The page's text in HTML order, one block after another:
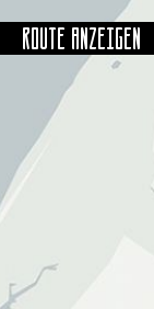
Route anzeigen